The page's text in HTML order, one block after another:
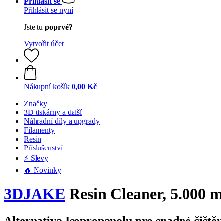
Přihlásit se nyní
Jste tu poprvé?
Vytvořit účet
Nákupní košík 0,00 Kč
Značky
3D tiskárny a další
Náhradní díly a upgrady
Filamenty
Resin
Příslušenství
⚡ Slevy
🔥 Novinky
3DJAKE Resin Cleaner, 5.000